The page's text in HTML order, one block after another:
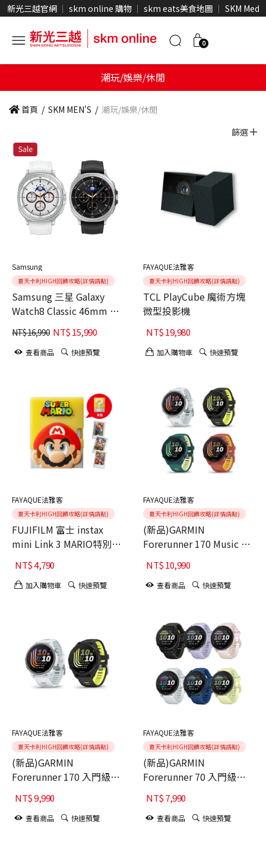
新光三越官網 skm online 購物 skm eats美食地圖 SKM Media
0
潮玩/娛樂/休閒
首頁 / SKM MEN'S / 潮玩/娛樂/休閒
篩選
Samsung
夏天卡利HIGH回饋攻略(詳情請點)
Samsung 三星 Galaxy
Watch8 Classic 46mm 藍
牙版 智慧手錶(L500)
NT$16,990 NT$15,990
查看商品 快速預覽
FAYAQUE法雅客
夏天卡利HIGH回饋攻略(詳情請點)
TCL PlayCube 魔術方塊
微型投影機
NT$19,980
加入購物車 快速預覽
FAYAQUE法雅客
夏天卡利HIGH回饋攻略(詳情請點)
FUJIFILM 富士 instax
mini Link 3 MARIO特別款
(公司貨)
NT$4,790
加入購物車 快速預覽
FAYAQUE法雅客
夏天卡利HIGH回饋攻略(詳情請點)
(新品)GARMIN
Forerunner 170 Music 入
門級GPS智慧
NT$10,990
查看商品 快速預覽
FAYAQUE法雅客
夏天卡利HIGH回饋攻略(詳情請點)
(新品)GARMIN
Forerunner 170 入門級
GPS智慧跑錶 (公司
NT$9,990
查看商品 快速預覽
FAYAQUE法雅客
夏天卡利HIGH回饋攻略(詳情請點)
(新品)GARMIN
Forerunner 70 入門級
GPS智慧跑錶 (公司貨
NT$7,990
查看商品 快速預覽